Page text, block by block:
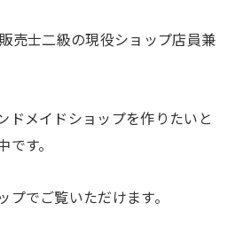
売士二級の現役ショップ店員兼
ドメイドショップを作りたいと
す。
でご覧いただけます。